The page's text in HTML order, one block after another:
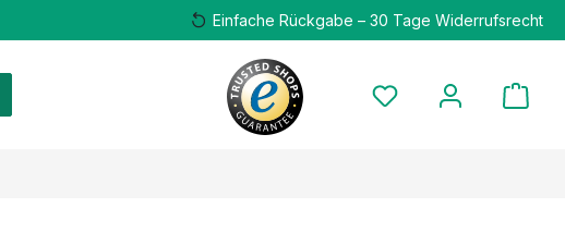
Einfache Rückgabe – 30 Tage Widerrufsrecht